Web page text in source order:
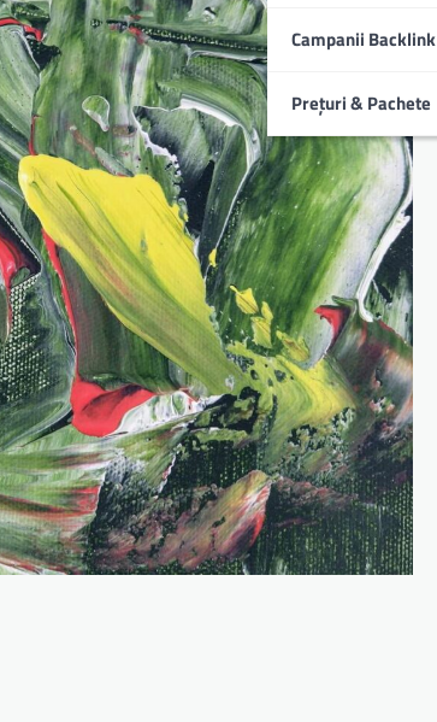
Campanii Backlink
Prețuri & Pachete